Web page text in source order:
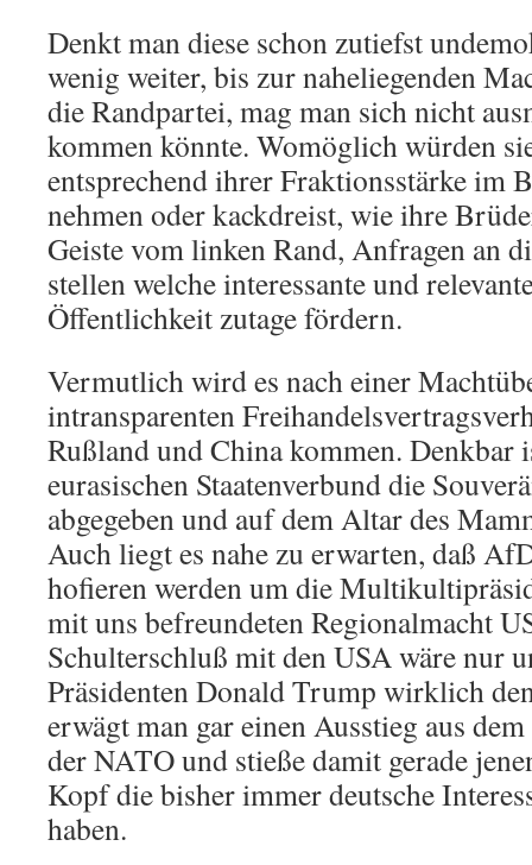
Denkt man diese schon zutiefst
wenig weiter, bis zur naheliegenden
die Randpartei, mag man sich nicht
kommen könnte. Womöglich würden
entsprechend ihrer Fraktionsstärke im
nehmen oder kackdreist, wie ihre
Geiste vom linken Rand, Anfragen an
stellen welche interessante und
Öffentlichkeit zutage fördern.
Vermutlich wird es nach einer
intransparenten
Rußland und China kommen. Denkbar
eurasischen Staatenverbund die
abgegeben und auf dem Altar des
Auch liegt es nahe zu erwarten, daß
hofieren werden um die
mit uns befreundeten Regionalmacht
Schulterschluß mit den USA wäre nur
Präsidenten Donald Trump wirklich
erwägt man gar einen Ausstieg aus
der NATO und stieße damit gerade
Kopf die bisher immer deutsche
haben.